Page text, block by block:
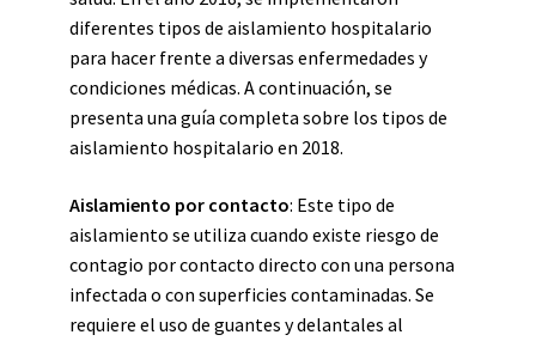
diferentes tipos de aislamiento hospitalario
para hacer frente a diversas enfermedades y
condiciones médicas. A continuación, se
presenta una guía completa sobre los tipos de
aislamiento hospitalario en 2018.
Aislamiento por contacto: Este tipo de
aislamiento se utiliza cuando existe riesgo de
contagio por contacto directo con una persona
infectada o con superficies contaminadas. Se
requiere el uso de guantes y delantales al